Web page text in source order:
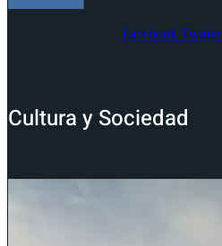
Facebook Twitter
Cultura y Sociedad